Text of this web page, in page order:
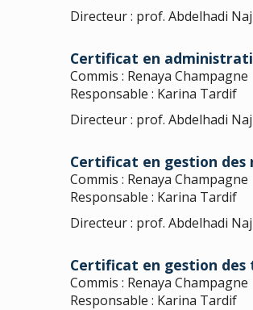
Directeur : prof. Abdelhadi
Certificat en
Commis : Renaya Champagne
Responsable : Karina Tardif
Directeur : prof. Abdelhadi
Certificat en gestion des
Commis : Renaya Champagne
Responsable : Karina Tardif
Directeur : prof. Abdelhadi
Certificat en gestion des
Commis : Renaya Champagne
Responsable : Karina Tardif